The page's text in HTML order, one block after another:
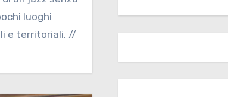
luoghi
e territoriali. //